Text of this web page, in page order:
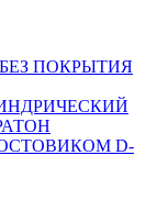
ПОКРЫТИЯ
D-